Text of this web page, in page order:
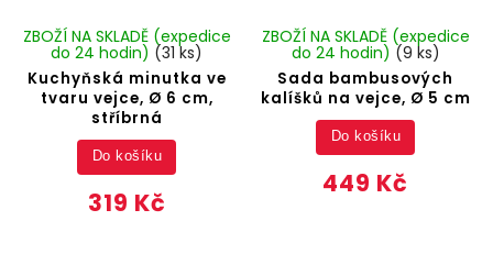
Kuchyňská minutka ve
tvaru vejce, Ø 6 cm,
stříbrná
ZBOŽÍ NA SKLADĚ (expedice
do 24 hodin) (31 ks)
319 Kč
Do košíku
Sada bambusových
kalíšků na vejce, Ø 5 cm
ZBOŽÍ NA SKLADĚ (expedice
do 24 hodin) (9 ks)
449 Kč
Do košíku